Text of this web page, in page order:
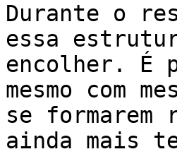
Durante o
essa
encolher. É
mesmo com
se formarem
ainda mais